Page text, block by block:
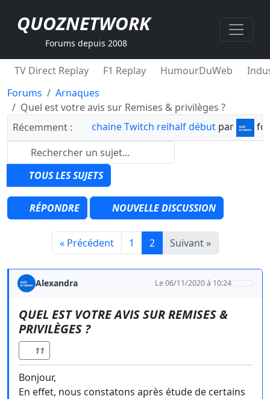
QUOZNETWORK
Forums depuis 2008
TV Direct Replay F1 Replay HumourDuWeb
Forums
Arnaques
Quel est votre avis sur Remises & privilèges ?
Récemment :
chaine Twitch reihalf début par
TOUS LES SUJETS
RÉPONDRE NOUVELLE DISCUSSION
« Précédent 1 2 Suivant »
Alexandra Le 06/11/2020 à 10:24
QUEL EST VOTRE AVIS SUR REMISES &
PRIVILÈGES ?
11
Bonjour,
En effet, nous constatons après étude de certains